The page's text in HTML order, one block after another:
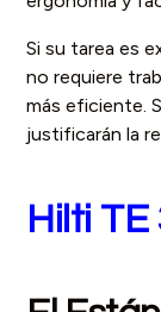
Si su tarea es
no requiere
más eficiente.
justificarán la
Hilti